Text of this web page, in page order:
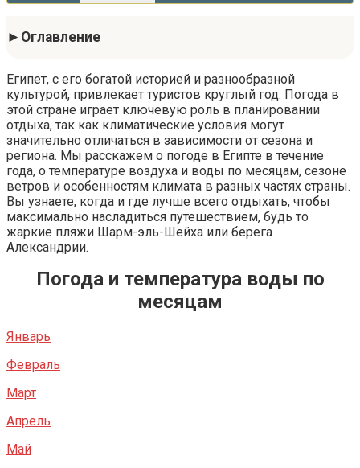
Оглавление
Египет, с его богатой историей и разнообразной
культурой, привлекает туристов круглый год. Погода в
этой стране играет ключевую роль в планировании
отдыха, так как климатические условия могут
значительно отличаться в зависимости от сезона и
региона. Мы расскажем о погоде в Египте в течение
года, о температуре воздуха и воды по месяцам, сезоне
ветров и особенностям климата в разных частях страны.
Вы узнаете, когда и где лучше всего отдыхать, чтобы
максимально насладиться путешествием, будь то
жаркие пляжи Шарм-эль-Шейха или берега
Александрии.
Погода и температура воды по
месяцам
Январь
Февраль
Март
Апрель
Май